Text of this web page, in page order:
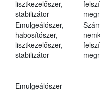
lisztkezelőszer,
stabilizátor
Emulgeálószer,
habosítószer,
lisztkezelőszer,
stabilizátor
Emulgeálószer